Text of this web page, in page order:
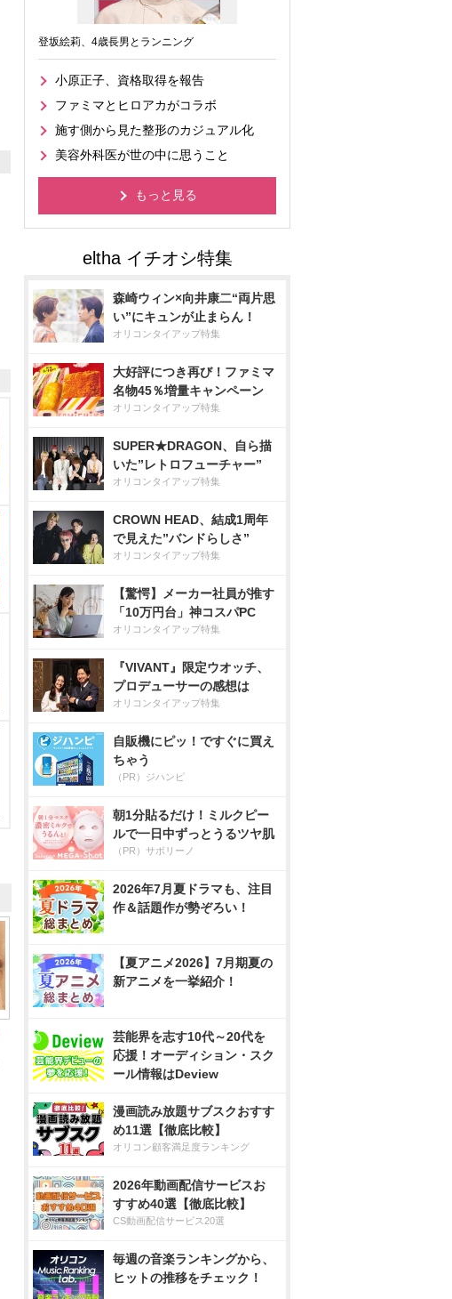
登坂絵莉、4歳長男とランニング
小原正子、資格取得を報告
ファミマとヒロアカがコラボ
施す側から見た整形のカジュアル化
美容外科医が世の中に思うこと
もっと見る
森崎ウィン×向井康二“両片思
い”にキュンが止まらん！
オリコンタイアップ特集
大好評につき再び！ファミマ
名物45％増量キャンペーン
オリコンタイアップ特集
SUPER★DRAGON、自ら描
いた”レトロフューチャー”
オリコンタイアップ特集
CROWN HEAD、結成1周年
で見えた”バンドらしさ”
オリコンタイアップ特集
【驚愕】メーカー社員が推す
「10万円台」神コスパPC
オリコンタイアップ特集
『VIVANT』限定ウオッチ、
プロデューサーの感想は
オリコンタイアップ特集
自販機にピッ！ですぐに買え
ちゃう
（PR）ジハンピ
朝1分貼るだけ！ミルクピー
ルで一日中ずっとうるツヤ肌
（PR）サボリーノ
2026年7月夏ドラマも、注目
作＆話題作が勢ぞろい！
【夏アニメ2026】7月期夏の
新アニメを一挙紹介！
芸能界を志す10代～20代を
応援！オーディション・スク
ール情報はDeview
漫画読み放題サブスクおすす
め11選【徹底比較】
オリコン顧客満足度ランキング
2026年動画配信サービスお
すすめ40選【徹底比較】
CS動画配信サービス20選
毎週の音楽ランキングから、
ヒットの推移をチェック！